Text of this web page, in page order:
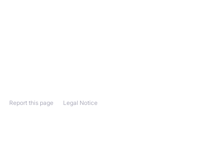
Legal Notice
Report this page